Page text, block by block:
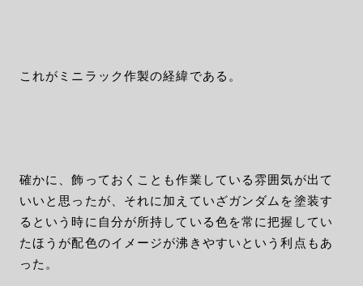
これがミニラック作製の経緯である。
確かに、飾っておくことも作業している雰囲気が出て
いいと思ったが、それに加えていざガンダムを塗装す
るという時に自分が所持している色を常に把握してい
たほうが配色のイメージが沸きやすいという利点もあ
った。